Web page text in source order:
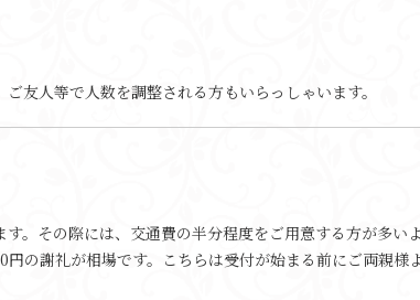
友人等で人数を調整される方もいらっしゃいます。
。その際には、交通費の半分程度をご用意する方が多い
の謝礼が相場です。こちらは受付が始まる前にご両親様